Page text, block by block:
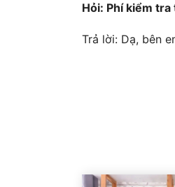
Hỏi: Phí kiểm
Trả lời: Dạ, bên